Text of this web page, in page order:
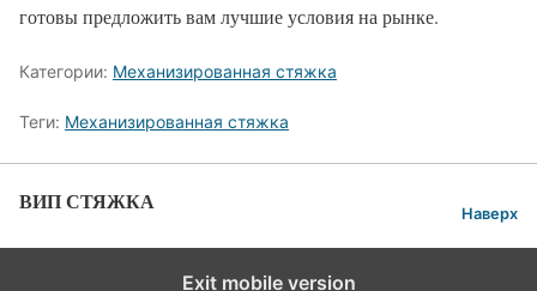
готовы предложить вам лучшие условия на рынке.
Категории: Механизированная стяжка
Теги: Механизированная стяжка
ВИП СТЯЖКА Наверх
Exit mobile version